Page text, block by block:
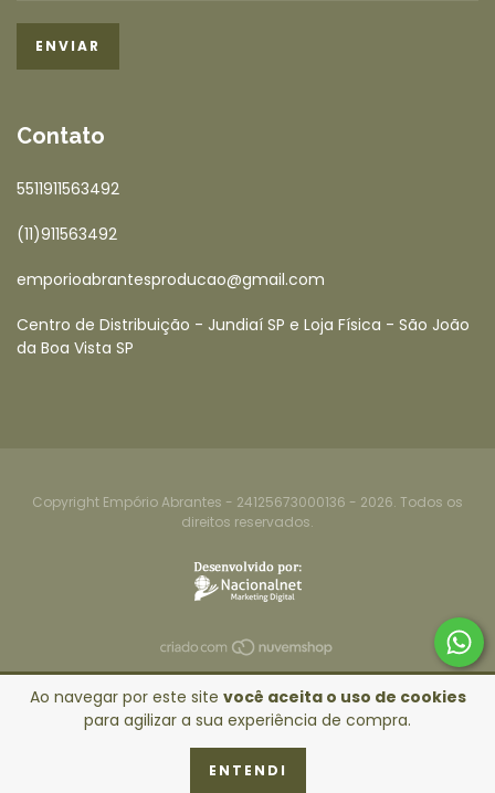
Ao navegar por este site você aceita o uso de cookies
para agilizar a sua experiência de compra.
ENTENDI
Contato
5511911563492
(11)911563492
emporioabrantesproducao@gmail.com
Centro de Distribuição - Jundiaí SP e Loja Física - São João
da Boa Vista SP
Copyright Empório Abrantes - 24125673000136 - 2026. Todos os
direitos reservados.